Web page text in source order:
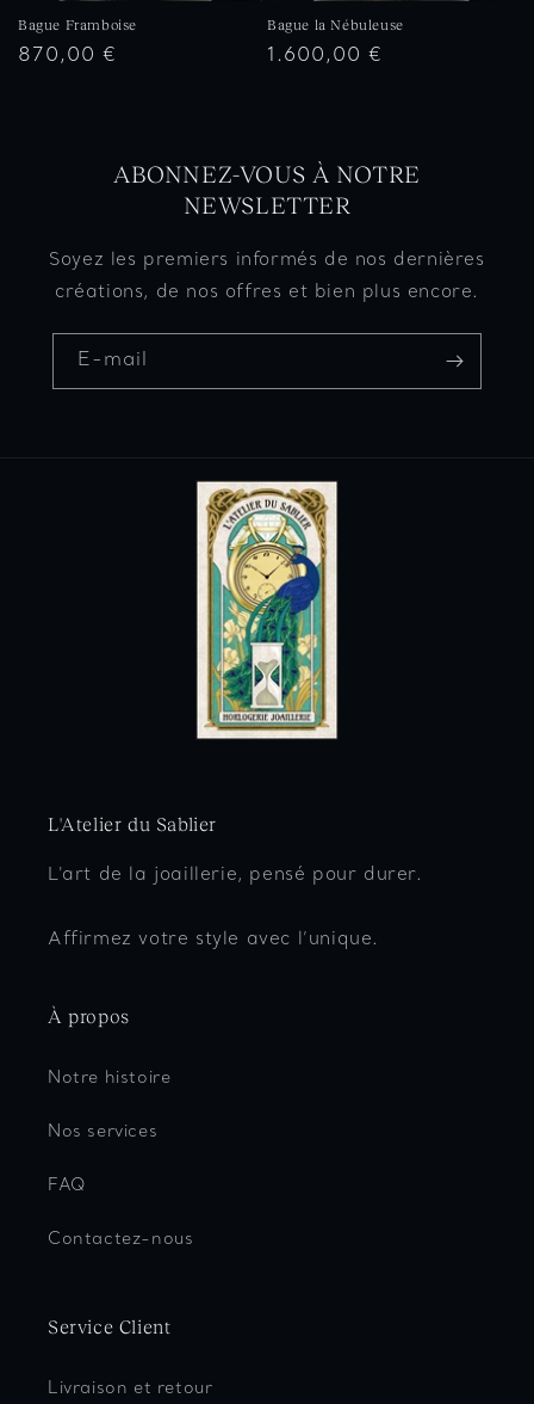
Bague Framboise
Prix
870,00 €
Bague la Nébuleuse
Prix
1.600,00 €
ABONNEZ-VOUS À NOTRE
NEWSLETTER
Soyez les premiers informés de nos dernières
créations, de nos offres et bien plus encore.
E-mail
L'Atelier du Sablier
L'art de la joaillerie, pensé pour durer.
Affirmez votre style avec l’unique.
À propos
Notre histoire
Nos services
FAQ
Contactez-nous
Service Client
Livraison et retour